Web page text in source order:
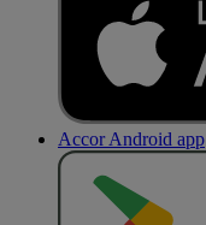
Accor Android app